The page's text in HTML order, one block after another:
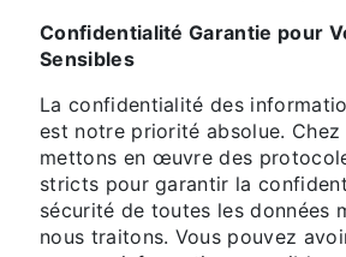
Confidentialité Garantie pour
Sensibles
La confidentialité des
est notre priorité absolue.
mettons en œuvre des
stricts pour garantir la
sécurité de toutes les données
nous traitons. Vous pouvez